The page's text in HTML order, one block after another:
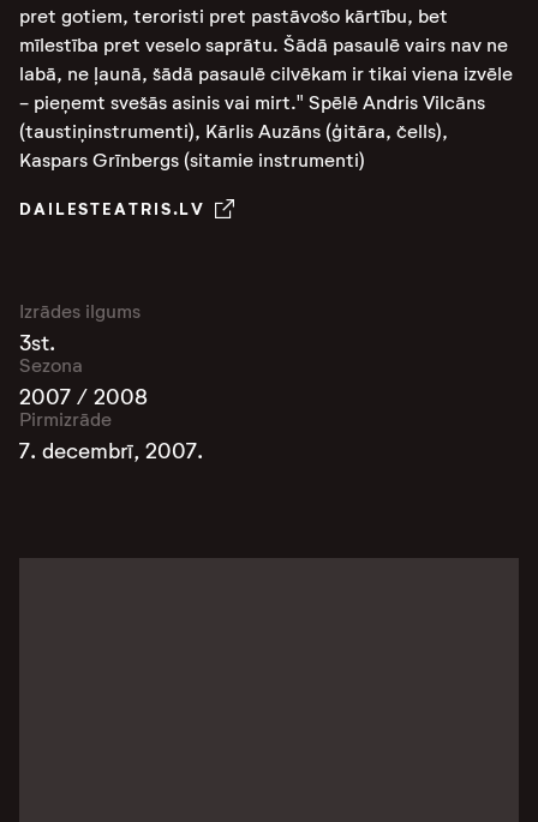
pret gotiem, teroristi pret pastāvošo kārtību, bet
mīlestība pret veselo saprātu. Šādā pasaulē vairs nav ne
labā, ne ļaunā, šādā pasaulē cilvēkam ir tikai viena izvēle
- pieņemt svešās asinis vai mirt." Spēlē Andris Vilcāns
(taustiņinstrumenti), Kārlis Auzāns (ģitāra, čells),
Kaspars Grīnbergs (sitamie instrumenti)
DAILESTEATRIS.LV
Izrādes ilgums
3st.
Sezona
2007 / 2008
Pirmizrāde
7. decembrī, 2007.